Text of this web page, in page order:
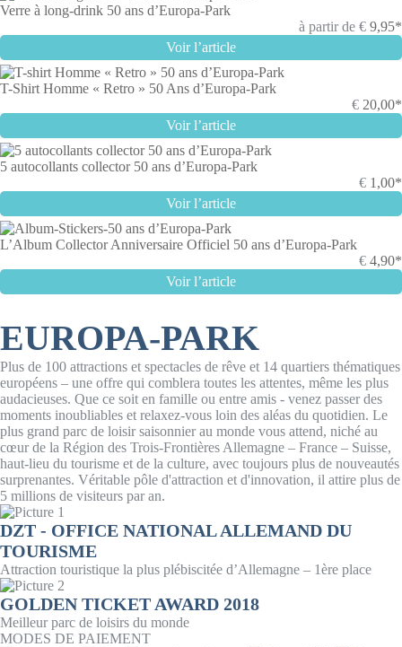
Verre à long-drink 50 ans d’Europa-Park
à partir de € 9,95*
Voir l’article
T-Shirt Homme « Retro » 50 Ans d’Europa-Park
€ 20,00*
Voir l’article
5 autocollants collector 50 ans d’Europa-Park
€ 1,00*
Voir l’article
L’Album Collector Anniversaire Officiel 50 ans d’Europa-Park
€ 4,90*
Voir l’article
EUROPA-PARK
Plus de 100 attractions et spectacles de rêve et 14 quartiers thématiques
européens – une offre qui comblera toutes les attentes, même les plus
audacieuses. Que ce soit en famille ou entre amis - venez passer des
moments inoubliables et relaxez-vous loin des aléas du quotidien. Le
plus grand parc de loisir saisonnier au monde vous attend, niché au
cœur de la Région des Trois-Frontières Allemagne – France – Suisse,
haut-lieu du tourisme et de la culture, avec toujours plus de nouveautés
surprenantes. Véritable pôle d'attraction et d'innovation, il attire plus de
5 millions de visiteurs par an.
DZT - OFFICE NATIONAL ALLEMAND DU
TOURISME
Attraction touristique la plus plébiscitée d’Allemagne – 1ère place
GOLDEN TICKET AWARD 2018
Meilleur parc de loisirs du monde
MODES DE PAIEMENT